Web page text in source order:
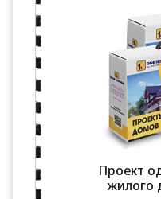
Проект
жилого